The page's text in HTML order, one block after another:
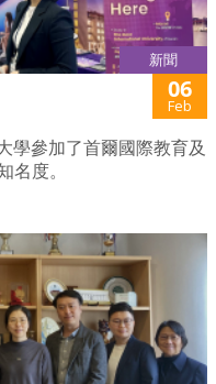
新聞
06
Feb
學參加了首爾國際教育及
度。